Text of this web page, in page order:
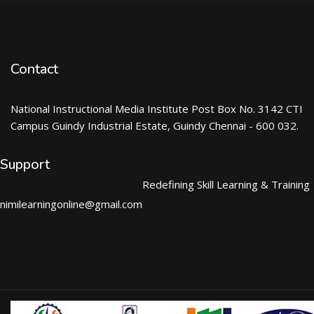
Contact
National Instructional Media Institute Post Box No. 3142 CTI
Campus Guindy Industrial Estate, Guindy Chennai - 600 032.
Support
nimilearningonline@gmail.com
Redefining Skill Learning & Training